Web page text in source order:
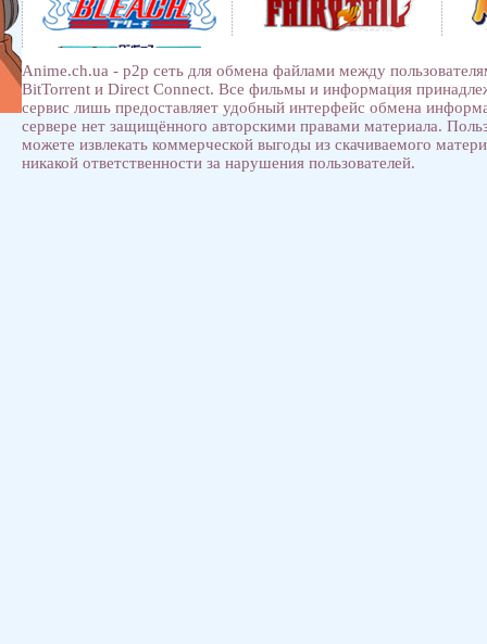
Anime.ch.ua - p2p сеть для обмена файлами между
BitTorrent и Direct Connect. Все фильмы и информация
сервис лишь предоставляет удобный интерфейс обмена
сервере нет защищённого авторскими правами материала.
можете извлекать коммерческой выгоды из скачиваемого
никакой ответственности за нарушения пользователей.